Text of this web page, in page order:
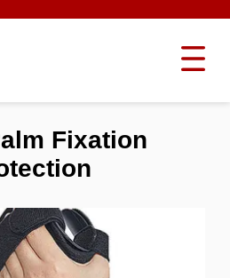
Fixation